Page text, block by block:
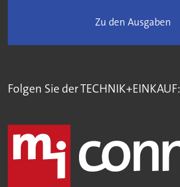
Zu den Ausgaben
Folgen Sie der TECHNIK+EINKAUF: